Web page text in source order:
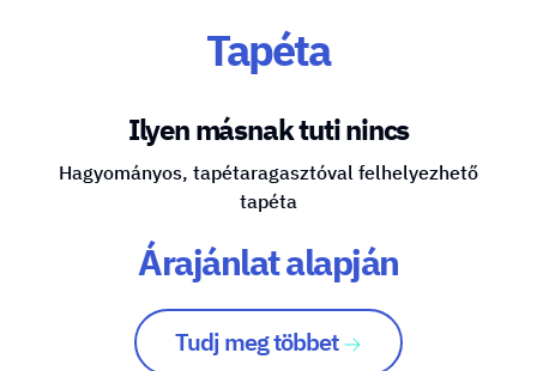
Tapéta
Ilyen másnak tuti nincs
Hagyományos, tapétaragasztóval felhelyezhető
tapéta
Árajánlat alapján
Tudj meg többet